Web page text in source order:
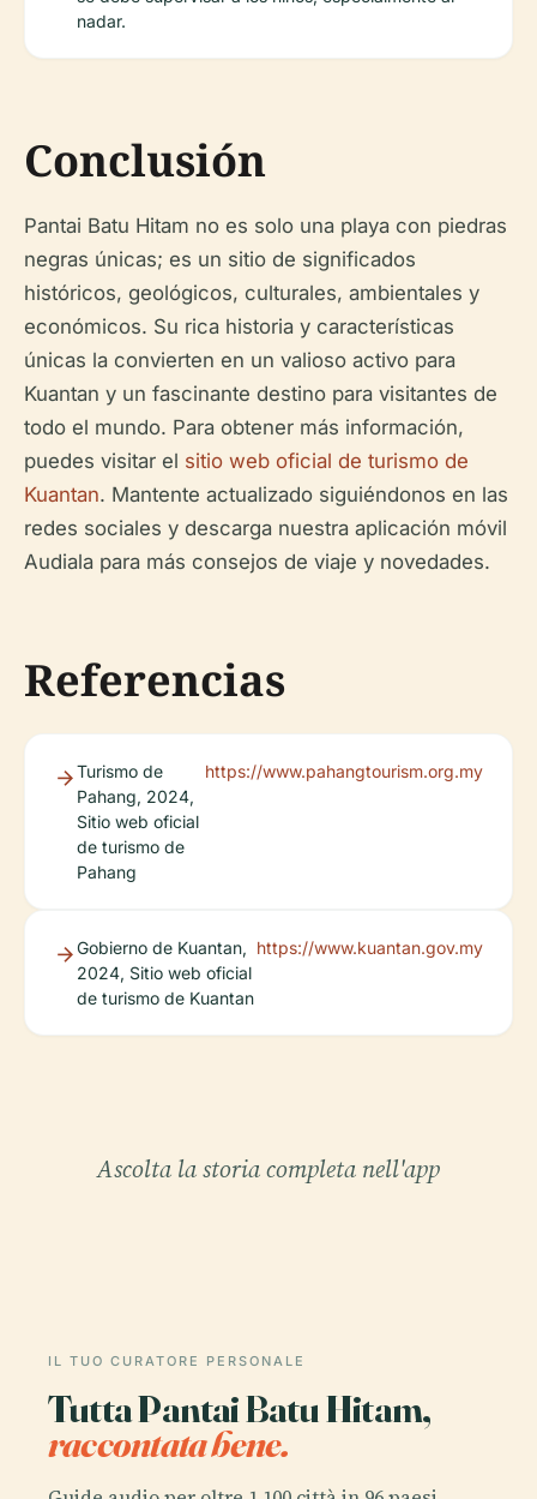
nadar.
Conclusión
Pantai Batu Hitam no es solo una playa con piedras
negras únicas; es un sitio de significados
históricos, geológicos, culturales, ambientales y
económicos. Su rica historia y características
únicas la convierten en un valioso activo para
Kuantan y un fascinante destino para visitantes de
todo el mundo. Para obtener más información,
puedes visitar el sitio web oficial de turismo de
Kuantan. Mantente actualizado siguiéndonos en las
redes sociales y descarga nuestra aplicación móvil
Audiala para más consejos de viaje y novedades.
Referencias
Turismo de
Pahang, 2024,
Sitio web oficial
de turismo de
Pahang
https://www.pahangtourism.org.my
Gobierno de Kuantan,
2024, Sitio web oficial
de turismo de Kuantan
https://www.kuantan.gov.my
Ascolta la storia completa nell'app
IL TUO CURATORE PERSONALE
Tutta Pantai Batu Hitam,
raccontata bene.